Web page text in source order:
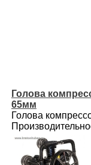
Голова
65мм
Голова